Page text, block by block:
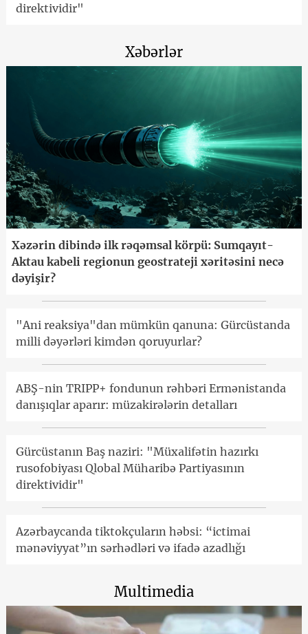
direktividir"
Xəbərlər
Xəzərin dibində ilk rəqəmsal körpü: Sumqayıt-
Aktau kabeli regionun geostrateji xəritəsini necə
dəyişir?
"Ani reaksiya"dan mümkün qanuna: Gürcüstanda
milli dəyərləri kimdən qoruyurlar?
ABŞ-nin TRIPP+ fondunun rəhbəri Ermənistanda
danışıqlar aparır: müzakirələrin detalları
Gürcüstanın Baş naziri: "Müxalifətin hazırkı
rusofobiyası Qlobal Müharibə Partiyasının
direktividir"
Azərbaycanda tiktokçuların həbsi: “ictimai
mənəviyyat”ın sərhədləri və ifadə azadlığı
Multimedia